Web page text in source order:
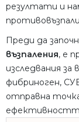
резултати и
Преди да
възпаления, е
изследвания за
фибриноген,
отправна
ефективността